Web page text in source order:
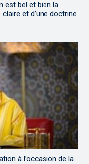
est bel et bien la
et d’une doctrine
à l’occasion de la